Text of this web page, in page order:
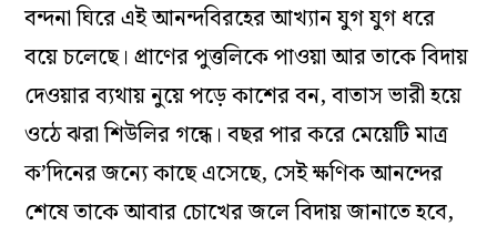
বন্দনা ঘিরে এই আনন্দবিরহের আখ্যান যুগ যুগ ধরে
বয়ে চলেছে। প্রাণের পুত্তলিকে পাওয়া আর তাকে বিদায়
দেওয়ার ব্যথায় নুয়ে পড়ে কাশের বন, বাতাস ভারী হয়ে
ওঠে ঝরা শিউলির গন্ধে।বছর পার করে মেয়েটি মাত্র
ক’দিনের জন্যে কাছে এসেছে, সেই ক্ষণিক আনন্দের
শেষে তাকে আবার চোখের জলে বিদায় জানাতে হবে,